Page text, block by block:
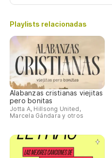
Playlists relacionadas
Alabanzas cristianas viejitas
pero bonitas
Jotta A, Hillsong United,
Marcela Gándara y otros